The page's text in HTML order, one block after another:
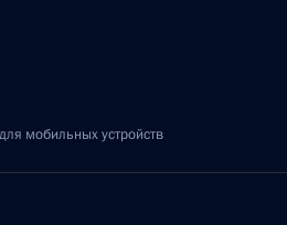
мобильных устройств